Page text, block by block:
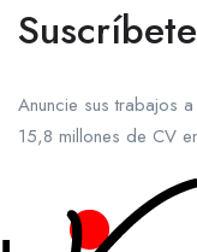
Anuncie sus trabajos
15,8 millones de CV